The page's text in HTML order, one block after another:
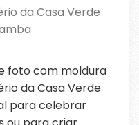
da Casa Verde
foto com moldura
da Casa Verde
para celebrar